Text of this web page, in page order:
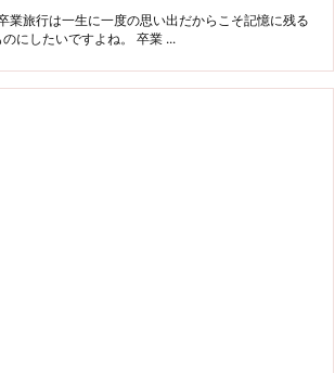
業旅行は一生に一度の思い出だからこそ記憶に残る
のにしたいですよね。 卒業 ...